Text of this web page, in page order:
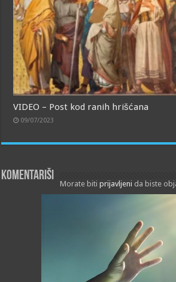
VIDEO – Post kod ranih hrišćana
09/07/2023
Komentariši
Morate bitiprijavljeni da biste